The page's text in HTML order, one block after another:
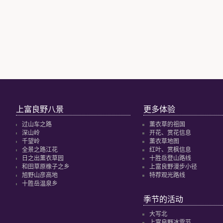
上富良野八景
过山车之路
深山岭
千望岭
全景之路江花
日之出薰衣草园
和田草原橡子之乡
旭野山彦高地
十胜岳温泉乡
更多体验
薰衣草的祖国
开花、赏花信息
薰衣草地图
红叶、赏枫信息
十胜岳登山路线
上富良野漫步小径
特荐观光路线
季节的活动
大写北